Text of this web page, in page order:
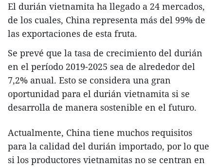
El durián vietnamita ha llegado a 24 mercados,
de los cuales, China representa más del 99% de
las exportaciones de esta fruta.
Se prevé que la tasa de crecimiento del durián
en el período 2019-2025 sea de alrededor del
7,2% anual. Esto se considera una gran
oportunidad para el durián vietnamita si se
desarrolla de manera sostenible en el futuro.
Actualmente, China tiene muchos requisitos
para la calidad del durián importado, por lo que
si los productores vietnamitas no se centran en